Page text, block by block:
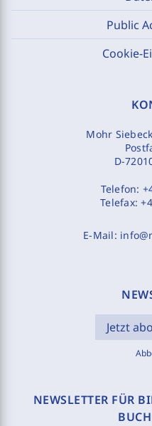
Public
Cookie-
Mohr
D-
Telefon:
Telefax:
E-Mail:
Jetzt
NEWSLETTER FÜR